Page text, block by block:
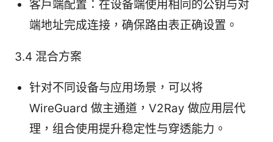
客户端配置：在设备端使用相同的公钥与对
端地址完成连接，确保路由表正确设置。
3.4 混合方案
针对不同设备与应用场景，可以将
WireGuard 做主通道，V2Ray 做应用层代
理，组合使用提升稳定性与穿透能力。